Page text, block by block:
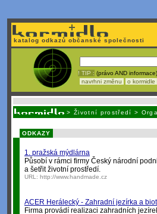
katalog odkazů občanské společnosti
! TIP : (právo AND
navrhni změnu
o kormidle
> Životní prostředí >
ODKAZY
1. pražská mýdlárna
Působí v rámci firmy Český národní
a šetřit životní prostředí.
URL: http://www.handmade.cz
ACER Herálecký - Zahradní jezírka a
Firma provádí realizaci zahradních